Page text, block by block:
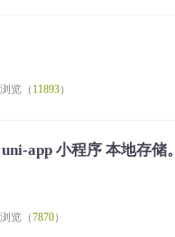
浏览（ 11893）
app 小程序 本地存
浏览（7870）